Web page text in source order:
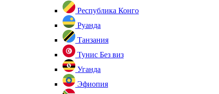
Республика Конго
Руанда
Танзания
Тунис Без виз
Уганда
Эфиопия